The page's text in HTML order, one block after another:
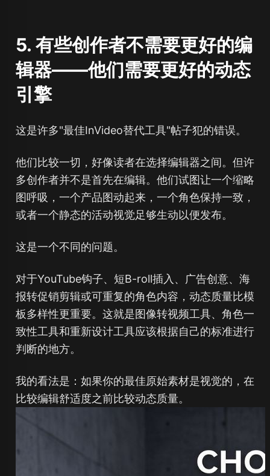
5. 有些创作者不需要更好的编
辑器——他们需要更好的动态
引擎
这是许多"最佳InVideo替代工具"帖子犯的错误。
他们比较一切，好像读者在选择编辑器之间。但许
多创作者并不是首先在编辑。他们试图让一个缩略
图呼吸，一个产品图动起来，一个角色保持一致，
或者一个静态的活动视觉足够生动以便发布。
这是一个不同的问题。
对于YouTube钩子、短B-roll插入、广告创意、海
报转促销剪辑或可重复的角色内容，动态质量比模
板多样性更重要。这就是图像转视频工具、角色一
致性工具和重新设计工具应该根据自己的标准进行
判断的地方。
我的看法是：如果你的最佳原始素材是视觉的，在
比较编辑舒适度之前比较动态质量。